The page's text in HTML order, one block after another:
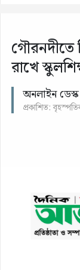
গৌরনদীতে
রাখে
অনলাইন ডেস্ক
প্রকাশিত: